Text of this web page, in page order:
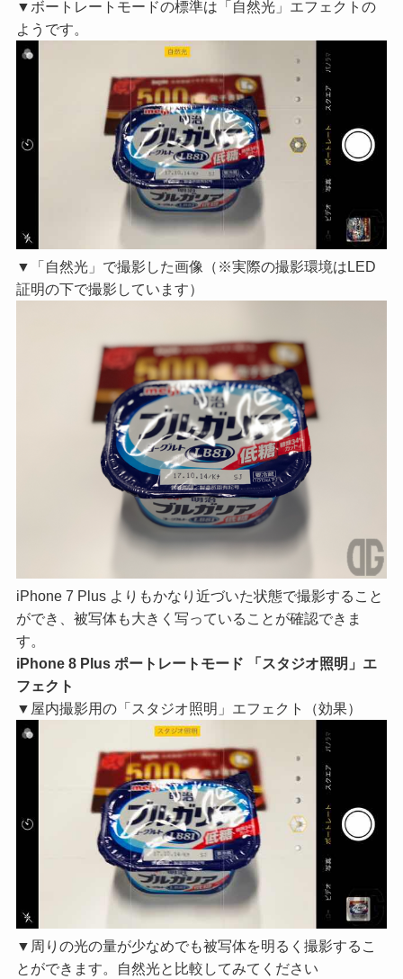
▼ボートレートモードの標準は「自然光」エフェクトの
ようです。
▼「自然光」で撮影した画像（※実際の撮影環境はLED
証明の下で撮影しています）
iPhone 7 Plus よりもかなり近づいた状態で撮影すること
ができ、被写体も大きく写っていることが確認できま
す。
iPhone 8 Plus ポートレートモード 「スタジオ照明」エ
フェクト
▼屋内撮影用の「スタジオ照明」エフェクト（効果）
▼周りの光の量が少なめでも被写体を明るく撮影するこ
とができます。自然光と比較してみてください